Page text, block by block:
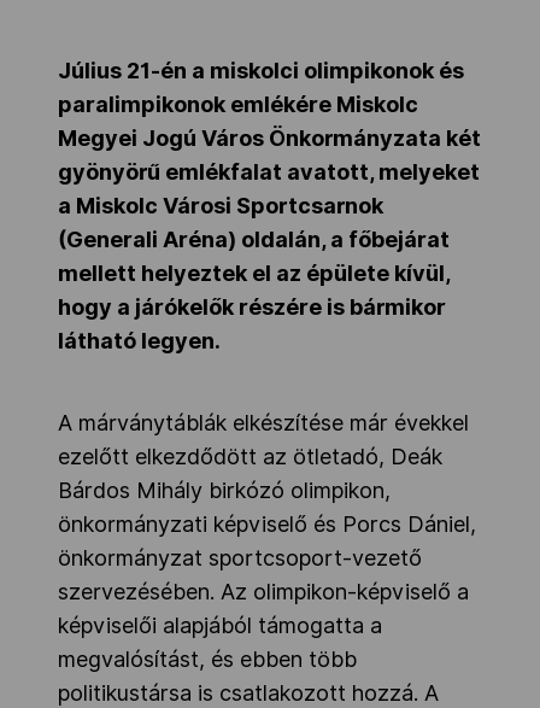
Társszervezetek
OVEP
Adatbank
Július 21-én a miskolci olimpikonok és
paralimpikonok emlékére Miskolc
Megyei Jogú Város Önkormányzata két
gyönyörű emlékfalat avatott, melyeket
a Miskolc Városi Sportcsarnok
(Generali Aréna) oldalán, a főbejárat
mellett helyeztek el az épülete kívül,
hogy a járókelők részére is bármikor
látható legyen.
A márványtáblák elkészítése már évekkel
ezelőtt elkezdődött az ötletadó, Deák
Bárdos Mihály birkózó olimpikon,
önkormányzati képviselő és Porcs Dániel,
önkormányzat sportcsoport-vezető
szervezésében. Az olimpikon-képviselő a
képviselői alapjából támogatta a
megvalósítást, és ebben több
politikustársa is csatlakozott hozzá. A